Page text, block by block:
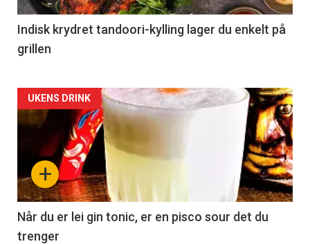
Indisk krydret tandoori-kylling lager du enkelt på
grillen
Forsiden
akkurat
nå
-
2
+
UKENS DRINK
Når du er lei gin tonic, er en pisco sour det du
trenger